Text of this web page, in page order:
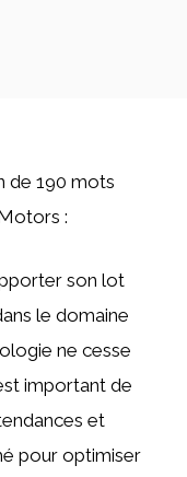
de 190 mots
:
son lot
le domaine
ne cesse
important de
et
pour optimiser